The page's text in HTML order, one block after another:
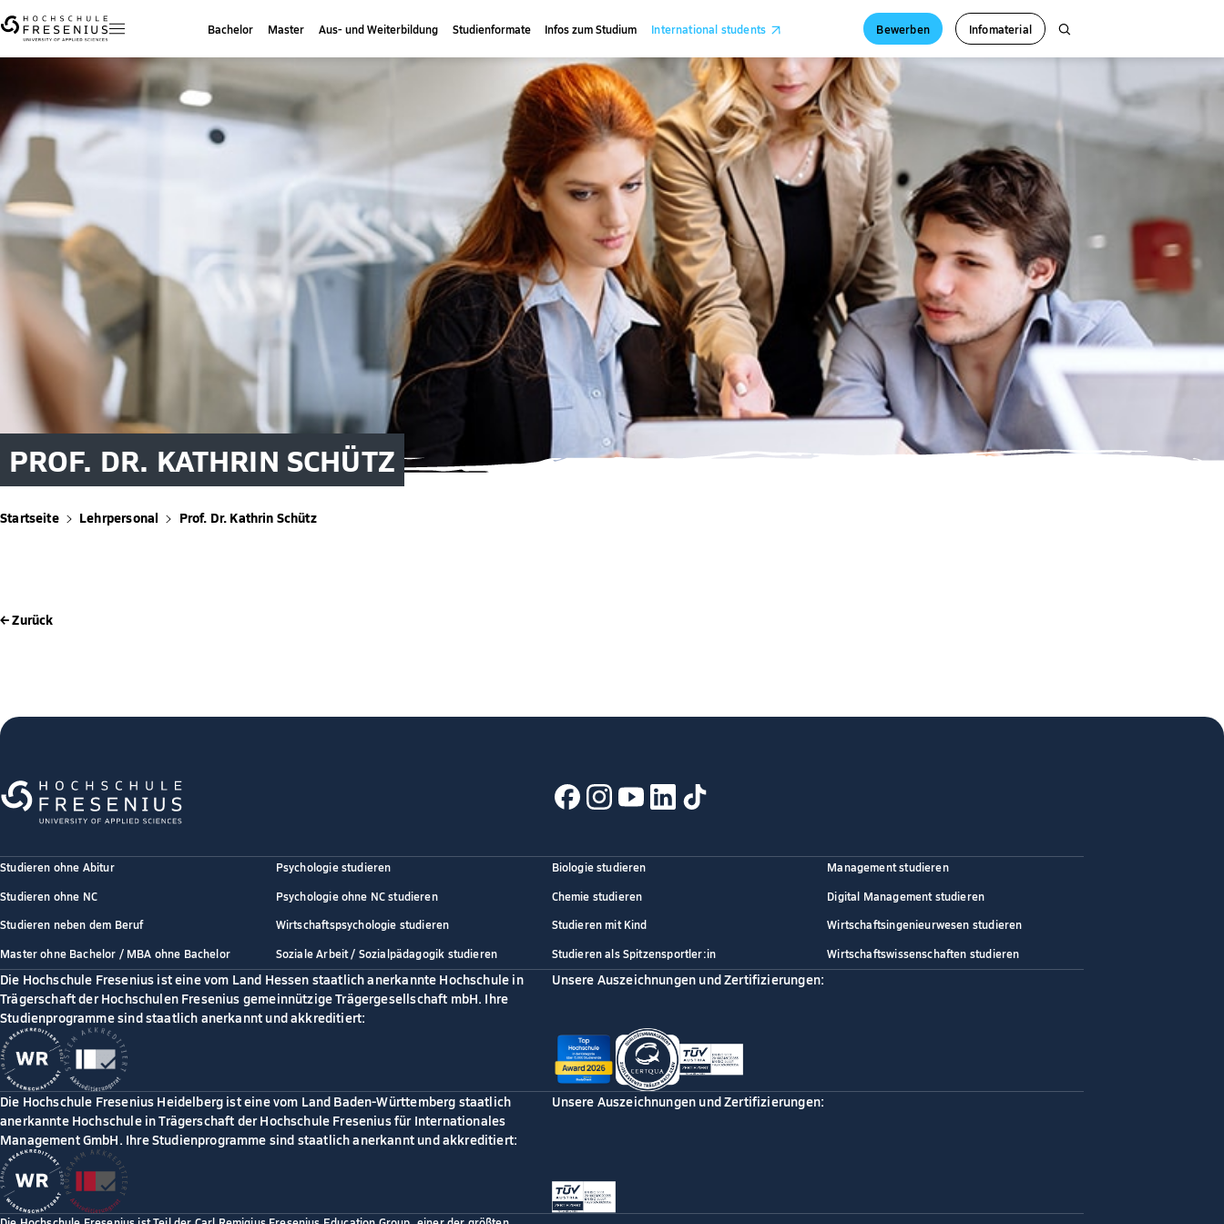
Bachelor Master Aus- und Weiterbildung Studienformate Infos zum Studium International students Bewerben Infomaterial
PROF. DR. KATHRIN SCHÜTZ
Startseite Lehrpersonal Prof. Dr. Kathrin Schütz
← Zurück
Studieren ohne Abitur
Studieren ohne NC
Studieren neben dem Beruf
Master ohne Bachelor / MBA ohne Bachelor
Psychologie studieren
Psychologie ohne NC studieren
Wirtschaftspsychologie studieren
Soziale Arbeit / Sozialpädagogik studieren
Biologie studieren
Chemie studieren
Studieren mit Kind
Studieren als Spitzensportler:in
Management studieren
Digital Management studieren
Wirtschaftsingenieurwesen studieren
Wirtschaftswissenschaften studieren
Die Hochschule Fresenius ist eine vom Land Hessen staatlich anerkannte Hochschule in
Trägerschaft der Hochschulen Fresenius gemeinnützige Trägergesellschaft mbH. Ihre
Studienprogramme sind staatlich anerkannt und akkreditiert:
Unsere Auszeichnungen und Zertifizierungen:
Die Hochschule Fresenius Heidelberg ist eine vom Land Baden-Württemberg staatlich
anerkannte Hochschule in Trägerschaft der Hochschule Fresenius für Internationales
Management GmbH. Ihre Studienprogramme sind staatlich anerkannt und akkreditiert:
Unsere Auszeichnungen und Zertifizierungen: